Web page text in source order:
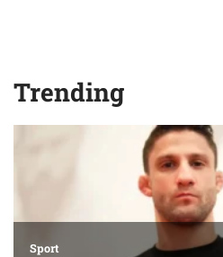
Trending